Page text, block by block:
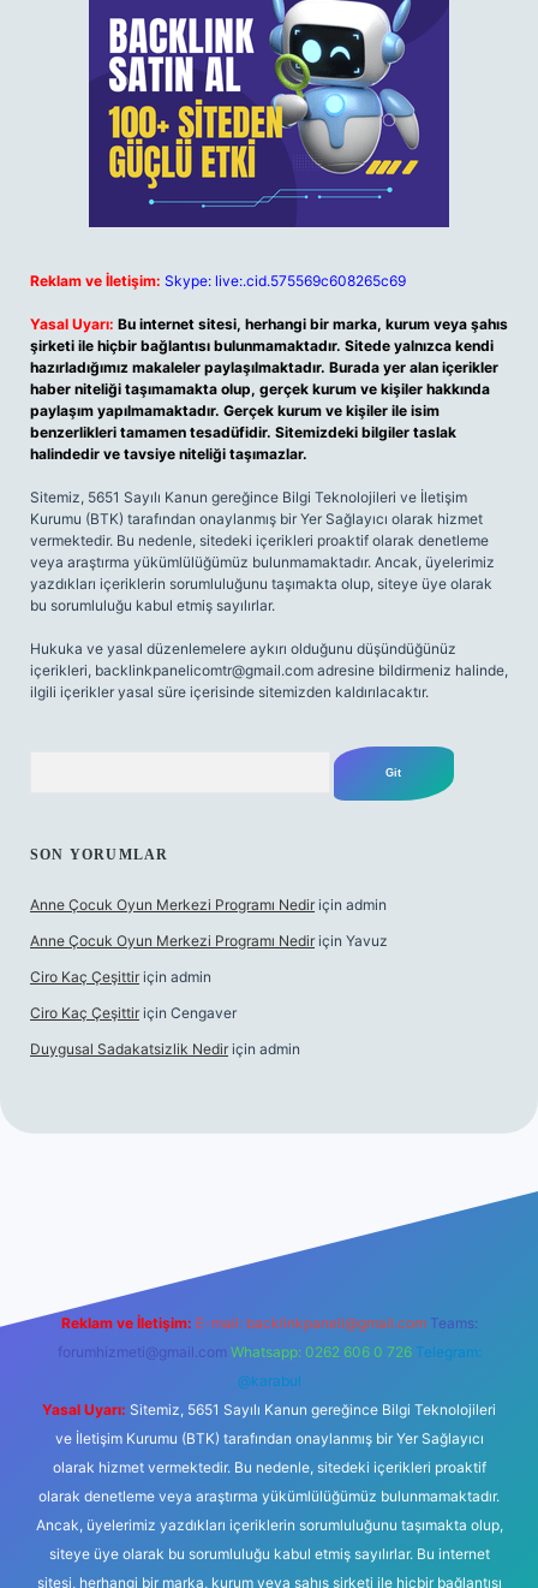
Reklam ve İletişim: Skype: live:.cid.575569c608265c69
Yasal Uyarı: Bu internet sitesi, herhangi bir marka, kurum veya şahıs
şirketi ile hiçbir bağlantısı bulunmamaktadır. Sitede yalnızca kendi
hazırladığımız makaleler paylaşılmaktadır. Burada yer alan içerikler
haber niteliği taşımamakta olup, gerçek kurum ve kişiler hakkında
paylaşım yapılmamaktadır. Gerçek kurum ve kişiler ile isim
benzerlikleri tamamen tesadüfidir. Sitemizdeki bilgiler taslak
halindedir ve tavsiye niteliği taşımazlar.
Sitemiz, 5651 Sayılı Kanun gereğince Bilgi Teknolojileri ve İletişim
Kurumu (BTK) tarafından onaylanmış bir Yer Sağlayıcı olarak hizmet
vermektedir. Bu nedenle, sitedeki içerikleri proaktif olarak denetleme
veya araştırma yükümlülüğümüz bulunmamaktadır. Ancak, üyelerimiz
yazdıkları içeriklerin sorumluluğunu taşımakta olup, siteye üye olarak
bu sorumluluğu kabul etmiş sayılırlar.
Hukuka ve yasal düzenlemelere aykırı olduğunu düşündüğünüz
içerikleri, backlinkpanelicomtr@gmail.com adresine bildirmeniz halinde,
ilgili içerikler yasal süre içerisinde sitemizden kaldırılacaktır.
SON YORUMLAR
Anne Çocuk Oyun Merkezi Programı Nedir için admin
Anne Çocuk Oyun Merkezi Programı Nedir için Yavuz
Ciro Kaç Çeşittir için admin
Ciro Kaç Çeşittir için Cengaver
Duygusal Sadakatsizlik Nedir için admin
Reklam ve İletişim: E-mail: backlinkpaneli@gmail.com Teams:
forumhizmeti@gmail.com Whatsapp: 0262 606 0 726 Telegram:
@karabul
Yasal Uyarı: Sitemiz, 5651 Sayılı Kanun gereğince Bilgi Teknolojileri
ve İletişim Kurumu (BTK) tarafından onaylanmış bir Yer Sağlayıcı
olarak hizmet vermektedir. Bu nedenle, sitedeki içerikleri proaktif
olarak denetleme veya araştırma yükümlülüğümüz bulunmamaktadır.
Ancak, üyelerimiz yazdıkları içeriklerin sorumluluğunu taşımakta olup,
siteye üye olarak bu sorumluluğu kabul etmiş sayılırlar. Bu internet
sitesi, herhangi bir marka, kurum veya şahıs şirketi ile hiçbir bağlantısı